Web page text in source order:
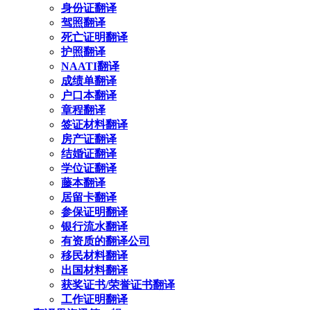
身份证翻译
驾照翻译
死亡证明翻译
护照翻译
NAATI翻译
成绩单翻译
户口本翻译
章程翻译
签证材料翻译
房产证翻译
结婚证翻译
学位证翻译
藤本翻译
居留卡翻译
参保证明翻译
银行流水翻译
有资质的翻译公司
移民材料翻译
出国材料翻译
获奖证书/荣誉证书翻译
工作证明翻译